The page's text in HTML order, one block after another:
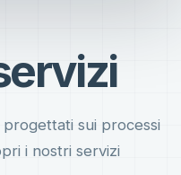
sui processi
i nostri servizi